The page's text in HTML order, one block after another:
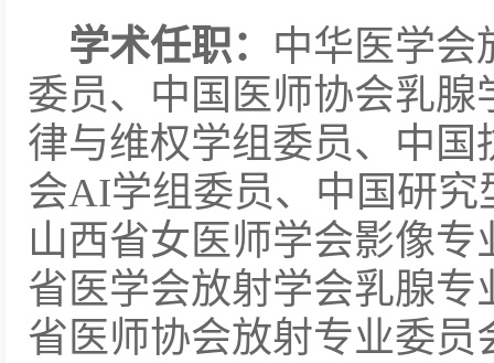
学术任职： 中华医学会
委员、中国医师协会乳
律与维权学组委员、中
会AI学组委员、中国研
山西省女医师学会影像
省医学会放射学会乳腺
省医师协会放射专业委